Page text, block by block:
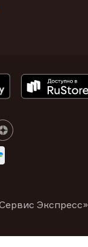
Экспресс»